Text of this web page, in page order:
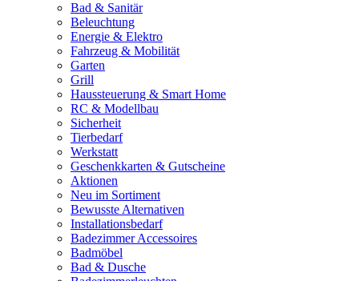
Bad & Sanitär
Beleuchtung
Energie & Elektro
Fahrzeug & Mobilität
Garten
Grill
Haussteuerung & Smart Home
RC & Modellbau
Sicherheit
Tierbedarf
Werkstatt
Geschenkkarten & Gutscheine
Aktionen
Neu im Sortiment
Bewusste Alternativen
Installationsbedarf
Badezimmer Accessoires
Badmöbel
Bad & Dusche